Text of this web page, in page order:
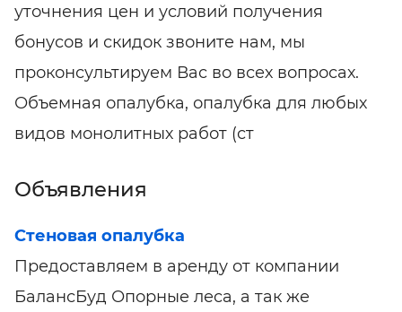
уточнения цен и условий получения
бонусов и скидок звоните нам, мы
проконсультируем Вас во всех вопросах.
Объемная опалубка, опалубка для любых
видов монолитных работ (ст
Объявления
Стеновая опалубка
Предоставляем в аренду от компании
БалансБуд Опорные леса, а так же